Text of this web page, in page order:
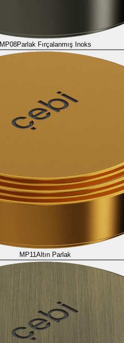
MP08Parlak Fırçalanmış Inoks
MP11Altın Parlak